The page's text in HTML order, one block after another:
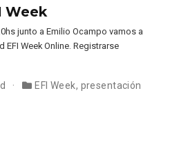
Week
junto a Emilio Ocampo vamos a
Week Online. Registrarse
EFI Week, presentación